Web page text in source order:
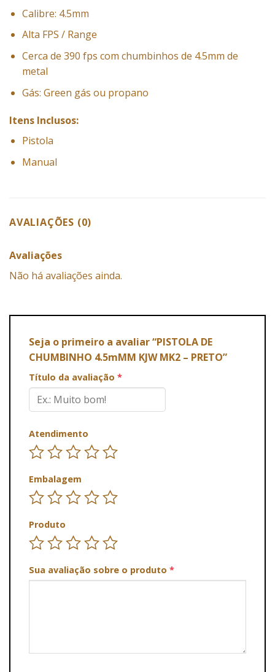
Calibre: 4.5mm
Alta FPS / Range
Cerca de 390 fps com chumbinhos de 4.5mm de
metal
Gás: Green gás ou propano
Itens Inclusos:
Pistola
Manual
AVALIAÇÕES (0)
Avaliações
Não há avaliações ainda.
Seja o primeiro a avaliar “PISTOLA DE
CHUMBINHO 4.5mMM KJW MK2 – PRETO”
Título da avaliação *
Atendimento
Embalagem
Produto
Sua avaliação sobre o produto *